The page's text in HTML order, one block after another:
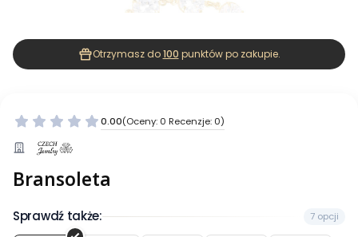
Otrzymasz do100 punktów po zakupie.
0.00(Oceny: 0 Recenzje: 0)
Bransoleta
Sprawdź także: 7 opcji